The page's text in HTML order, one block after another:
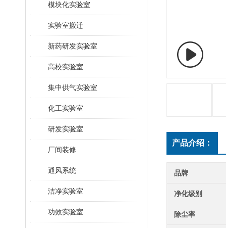
模块化实验室
实验室搬迁
新药研发实验室
高校实验室
集中供气实验室
化工实验室
研发实验室
厂间装修
通风系统
洁净实验室
功效实验室
产品介绍：
品牌
净化级别
除尘率